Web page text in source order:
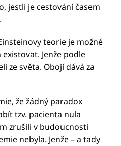
jestli je cestování časem
teorie je možné
Jenže podle
ze světa. Obojí dává za
že žádný paradox
tzv. pacienta nula
zrušili v budoucnosti
nebyla. Jenže – a tady